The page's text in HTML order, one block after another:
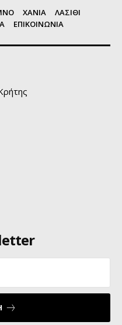
ΧΑΝΙΑ
ΛΑΣΙΘΙ
ΕΠΙΚΟΙΝΩΝΙΑ